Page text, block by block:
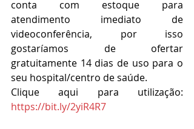
conta com estoque para
atendimento imediato de
videoconferência, por isso
gostaríamos de ofertar
gratuitamente 14 dias de uso para o
seu hospital/centro de saúde.
https://bit.ly/2yiR4R7